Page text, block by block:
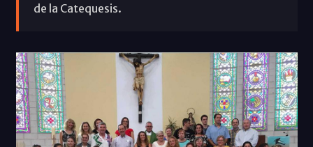
de la Catequesis.